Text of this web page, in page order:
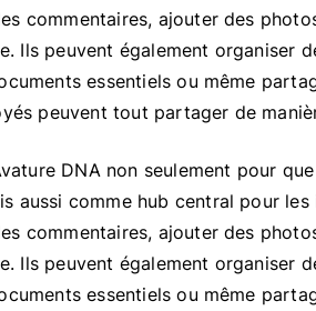
commentaires, ajouter des
Ils peuvent également organiser
essentiels ou même
peuvent tout partager de
DNA non seulement pour
aussi comme hub central pour
commentaires, ajouter des
Ils peuvent également organiser
essentiels ou même